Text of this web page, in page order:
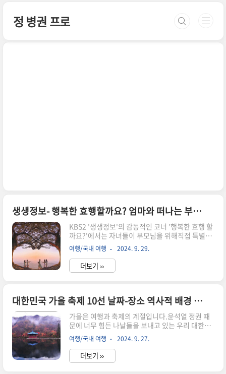
정 병권 프로
생생정보- 행복한 효행할까요? 엄마와 떠나는 부여 여행 | 매운해물갈비찜 위치 어디?
KBS2 '생생정보'의 감동적인 코너 '행복한 효행 할
까요?'에서는 자녀들이 부모님을 위해직접 특별한
여행을 계획하고 떠나는 이야기를 담고 있습니다.
이번 편에서는 "소중한 친구이자 평생의 동반자인
엄마와 함께하는 특별한 부여 여행!수륙양용시티
버스: 육지와 물 위를 오가는 특별한 부여 여행 🚍🚤
물 위에서 동시에 즐길 수 있는 특별한 시티투어!
백마강의 청량한 풍경을 감상하며 물길과 육지를
넘나드는 색다른 경험을 즐겨보세요.주변 맛집 추
천: 백제식당 - 전통적인 백제 요리를 현대적으로
재해석한 곳으로, 투어 후 고
즈넉한 한식을 ..
여행/국내 여행 2024. 9. 29.
더보기 ››
대한민국 가을 축제 10선 날짜-장소 역사적 배경 | 현지인 맛집 & 생생정보 맛집
가을은 여행과 축제의 계절입니다.윤석열 정권 때
문에 너무 힘든 나날들을 보내고 있는 우리 대한민
국 각 지역에서 열리는다채로운 가을 축제는 풍성
한 볼거리와 먹거리를 제공 중이랍니다.이번 포스
팅에서는 2024년 가을 축제 8선을 소개하고, 현지
인들이 추천하는 맛집과KBS 2TV '생생정보'에서
여행/국내 여행 2024. 9. 27.
더보기 ››